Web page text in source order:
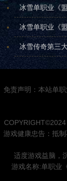
冰雪单职业《
冰雪单职业《
冰雪传奇第三
免责声明：本站单
游戏健康忠告：抵
适度游戏益脑，
游戏名称:单职业